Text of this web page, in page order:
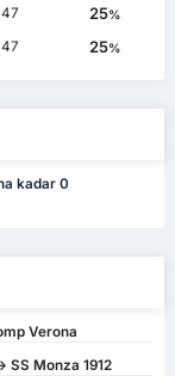
47 25%
47 25%
kadar 0
Verona
SS Monza 1912